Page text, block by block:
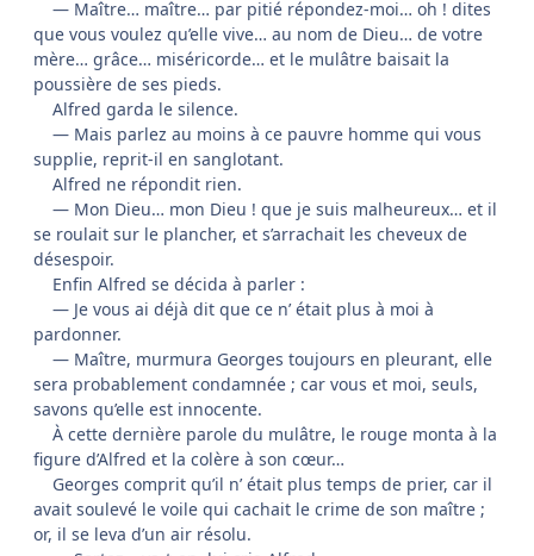
— Maître… maître… par pitié répondez-moi… oh ! dites
que vous voulez qu’elle vive… au nom de Dieu… de votre
mère… grâce… miséricorde… et le mulâtre baisait la
poussière de ses pieds.
Alfred garda le silence.
— Mais parlez au moins à ce pauvre homme qui vous
supplie, reprit-il en sanglotant.
Alfred ne répondit rien.
— Mon Dieu… mon Dieu ! que je suis malheureux… et il
se roulait sur le plancher, et s’arrachait les cheveux de
désespoir.
Enfin Alfred se décida à parler :
— Je vous ai déjà dit que ce n’ était plus à moi à
pardonner.
— Maître, murmura Georges toujours en pleurant, elle
sera probablement condamnée ; car vous et moi, seuls,
savons qu’elle est innocente.
À cette dernière parole du mulâtre, le rouge monta à la
figure d’Alfred et la colère à son cœur…
Georges comprit qu’il n’ était plus temps de prier, car il
avait soulevé le voile qui cachait le crime de son maître ;
or, il se leva d’un air résolu.